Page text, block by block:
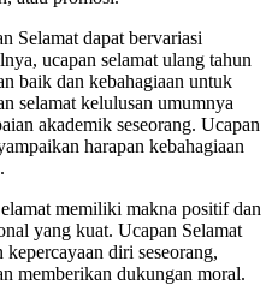
Selamat dapat bervariasi
ucapan selamat ulang tahun
baik dan kebahagiaan untuk
selamat kelulusan umumnya
akademik seseorang. Ucapan
harapan kebahagiaan
memiliki makna positif dan
yang kuat. Ucapan Selamat
diri seseorang,
memberikan dukungan moral.